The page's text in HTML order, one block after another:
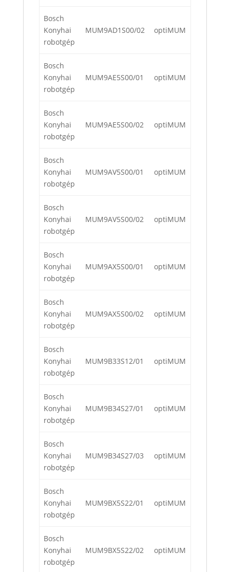
Bosch
Konyhai
robotgép
MUM9AD1S00/02 optiMUM
Bosch
Konyhai
robotgép
MUM9AE5S00/01 optiMUM
Bosch
Konyhai
robotgép
MUM9AE5S00/02 optiMUM
Bosch
Konyhai
robotgép
MUM9AV5S00/01 optiMUM
Bosch
Konyhai
robotgép
MUM9AV5S00/02 optiMUM
Bosch
Konyhai
robotgép
MUM9AX5S00/01 optiMUM
Bosch
Konyhai
robotgép
MUM9AX5S00/02 optiMUM
Bosch
Konyhai
robotgép
MUM9B33S12/01 optiMUM
Bosch
Konyhai
robotgép
MUM9B34S27/01 optiMUM
Bosch
Konyhai
robotgép
MUM9B34S27/03 optiMUM
Bosch
Konyhai
robotgép
MUM9BX5S22/01 optiMUM
Bosch
Konyhai
robotgép
MUM9BX5S22/02 optiMUM